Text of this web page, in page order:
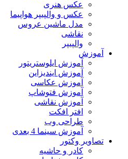
عکس هنری
عکس و والپیپر هواپیما
مدل ماشین عروس
نقاشی
والپیپر
آموزش
آموزش ایلوستریتور
آموزش ایندیزاین
آموزش عکاسی
آموزش فتوشاپ
آموزش نقاشی
افتر افکت
طراحی وب
آموزش سینما 4 بعدی
تصاویر وکتور
کادر و حاشیه